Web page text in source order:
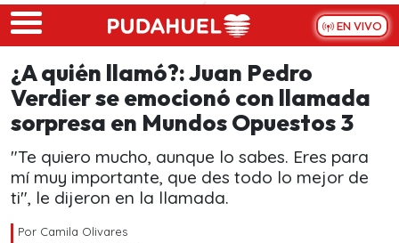
Skip to main content
EN VIVO
¿A quién llamó?: Juan Pedro
Verdier se emocionó con llamada
sorpresa en Mundos Opuestos 3
"Te quiero mucho, aunque lo sabes. Eres para
mí muy importante, que des todo lo mejor de
ti", le dijeron en la llamada.
Por Camila Olivares